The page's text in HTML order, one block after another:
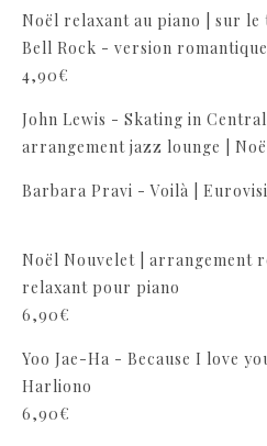
Noël relaxant au piano | sur le
Bell Rock - version romantique
4,90€
John Lewis - Skating in Central
arrangement jazz lounge |
Barbara Pravi - Voilà |
Noël Nouvelet | arrangement
relaxant pour piano
6,90€
Yoo Jae-Ha - Because I love
Harliono
6,90€